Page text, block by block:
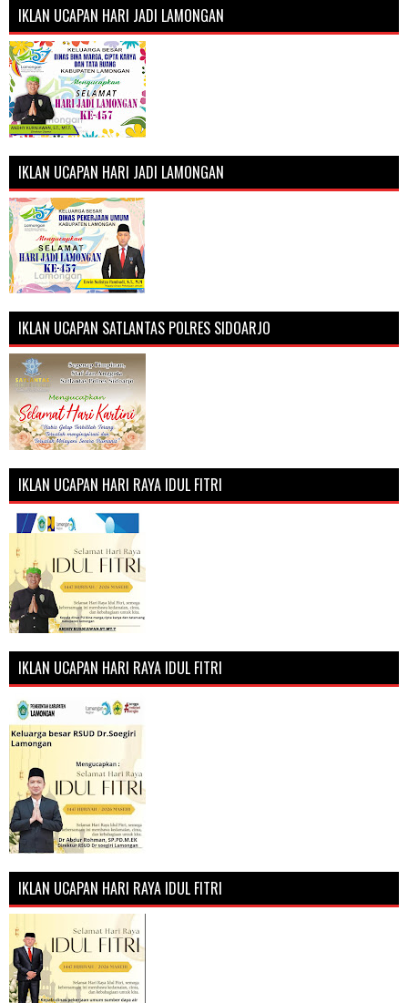
IKLAN UCAPAN HARI JADI LAMONGAN
IKLAN UCAPAN HARI JADI LAMONGAN
IKLAN UCAPAN SATLANTAS POLRES SIDOARJO
IKLAN UCAPAN HARI RAYA IDUL FITRI
IKLAN UCAPAN HARI RAYA IDUL FITRI
IKLAN UCAPAN HARI RAYA IDUL FITRI